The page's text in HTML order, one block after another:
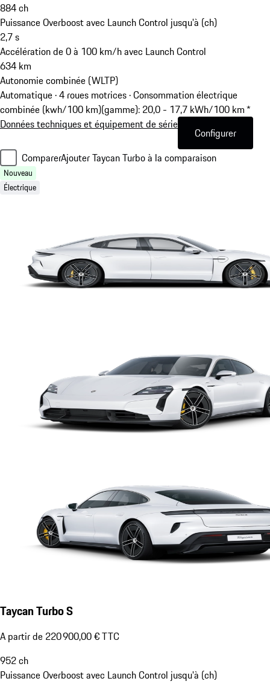
884ch
Puissance Overboost avec Launch Control jusqu'à (ch)
2,7s
Accélération de 0 à 100 km/h avec Launch Control
634 km
Autonomie combinée (WLTP)
Automatique · 4 roues motrices ·Consommation électrique
combinée (kwh/100 km)(gamme): 20,0 - 17,7 kWh/100 km *
Données techniques et équipement de série
Configurer
ComparerAjouter Taycan Turbo à la comparaison
Nouveau
Électrique
Taycan Turbo S
A partir de 220 900,00 € TTC
952ch
Puissance Overboost avec Launch Control jusqu'à (ch)